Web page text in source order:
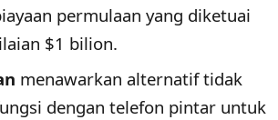
permulaan yang diketuai
$1 bilion.
menawarkan alternatif tidak
dengan telefon pintar untuk